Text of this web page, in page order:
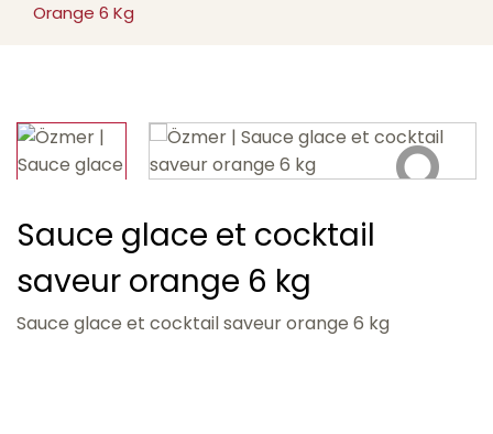
Orange 6 Kg
Sauce glace et cocktail
saveur orange 6 kg
Sauce glace et cocktail saveur orange 6 kg